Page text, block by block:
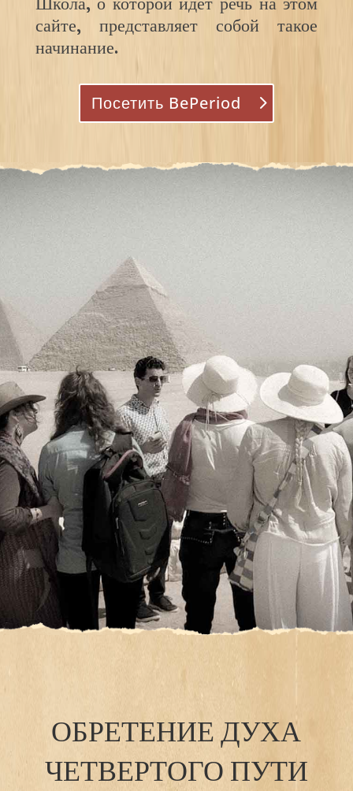
Школа, о которой идет речь на этом
сайте, представляет собой такое
начинание.
Посетить BePeriod
ОБРЕТЕНИЕ ДУХА
ЧЕТВЕРТОГО ПУТИ